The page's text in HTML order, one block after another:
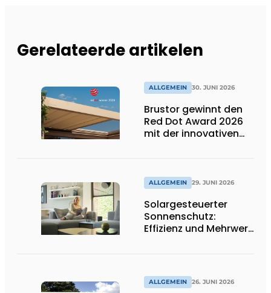
Gerelateerde artikelen
ALLGEMEIN 30. JUNI 2026
Brustor gewinnt den
Red Dot Award 2026
mit der innovativen
ALLGEMEIN 29. JUNI 2026
Solargesteuerter
Sonnenschutz:
Effizienz und Mehrwert
ALLGEMEIN 26. JUNI 2026